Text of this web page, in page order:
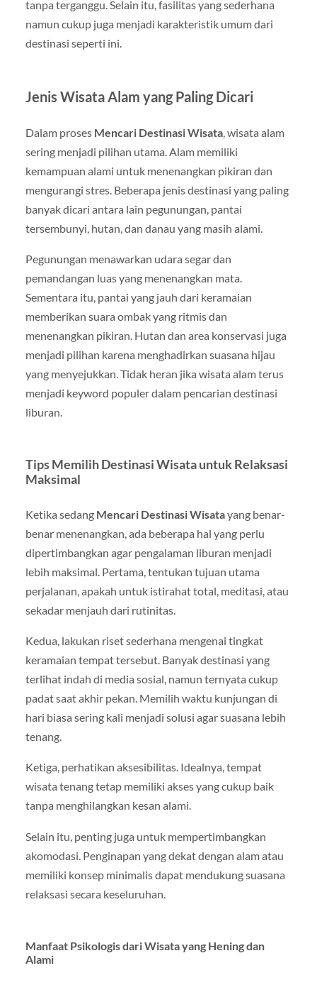
tanpa terganggu. Selain itu, fasilitas yang sederhana
namun cukup juga menjadi karakteristik umum dari
destinasi seperti ini.
Jenis Wisata Alam yang Paling Dicari
Dalam proses Mencari Destinasi Wisata, wisata alam
sering menjadi pilihan utama. Alam memiliki
kemampuan alami untuk menenangkan pikiran dan
mengurangi stres. Beberapa jenis destinasi yang paling
banyak dicari antara lain pegunungan, pantai
tersembunyi, hutan, dan danau yang masih alami.
Pegunungan menawarkan udara segar dan
pemandangan luas yang menenangkan mata.
Sementara itu, pantai yang jauh dari keramaian
memberikan suara ombak yang ritmis dan
menenangkan pikiran. Hutan dan area konservasi juga
menjadi pilihan karena menghadirkan suasana hijau
yang menyejukkan. Tidak heran jika wisata alam terus
menjadi keyword populer dalam pencarian destinasi
liburan.
Tips Memilih Destinasi Wisata untuk Relaksasi
Maksimal
Ketika sedang Mencari Destinasi Wisatayang benar-
benar menenangkan, ada beberapa hal yang perlu
dipertimbangkan agar pengalaman liburan menjadi
lebih maksimal. Pertama, tentukan tujuan utama
perjalanan, apakah untuk istirahat total, meditasi, atau
sekadar menjauh dari rutinitas.
Kedua, lakukan riset sederhana mengenai tingkat
keramaian tempat tersebut. Banyak destinasi yang
terlihat indah di media sosial, namun ternyata cukup
padat saat akhir pekan. Memilih waktu kunjungan di
hari biasa sering kali menjadi solusi agar suasana lebih
tenang.
Ketiga, perhatikan aksesibilitas. Idealnya, tempat
wisata tenang tetap memiliki akses yang cukup baik
tanpa menghilangkan kesan alami.
Selain itu, penting juga untuk mempertimbangkan
akomodasi. Penginapan yang dekat dengan alam atau
memiliki konsep minimalis dapat mendukung suasana
relaksasi secara keseluruhan.
Manfaat Psikologis dari Wisata yang Hening dan
Alami